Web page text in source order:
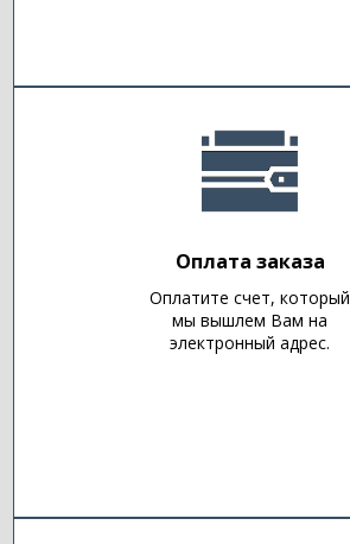
Оплата заказа
Оплатите счет, который
мы вышлем Вам на
электронный адрес.